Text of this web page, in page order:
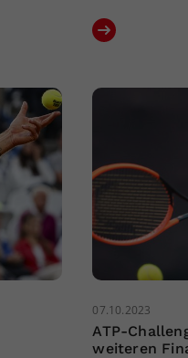
07.10.2023
ATP-
weiteren